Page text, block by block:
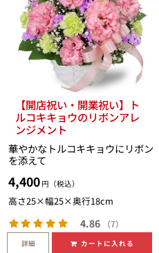
【開店祝い・開業祝い】ト
ルコキキョウのリボンアレ
ンジメント
華やかなトルコキキョウにリボン
を添えて
4,400 円（税込）
高さ25×幅25×奥行18cm
4.86 （7）
詳細 カートに入れる